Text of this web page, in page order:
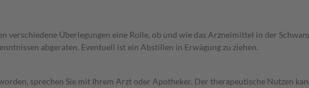
verschiedene Überlegungen eine Rolle, ob und wie das Arzneimittel in der
abgeraten. Eventuell ist ein Abstillen in Erwägung zu ziehen.
sprechen Sie mit Ihrem Arzt oder Apotheker. Der therapeutische Nutzen